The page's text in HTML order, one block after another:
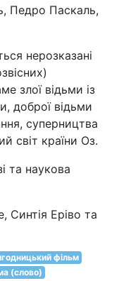
Педро Паскаль,
нерозказані
злої відьми із
доброї відьми
суперництва
світ країни Оз.
та наукова
Синтія Еріво та
фільм
(слово)